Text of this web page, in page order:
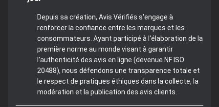
Depuis sa création, Avis Vérifiés s'engage à
renforcer la confiance entre les marques et les
consommateurs. Ayant participé à l'élaboration de la
première norme au monde visant à garantir
l'authenticité des avis en ligne (devenue NF ISO
20488), nous défendons une transparence totale et
le respect de pratiques éthiques dans la collecte, la
modération et la publication des avis clients.